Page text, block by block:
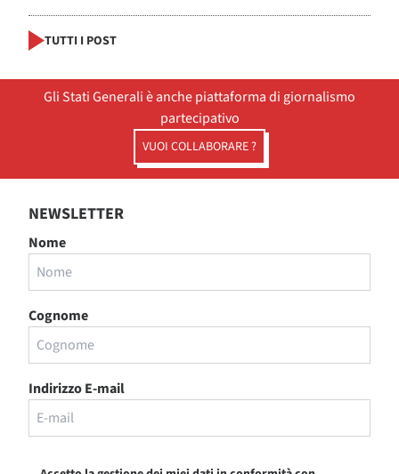
TUTTI I POST
Gli Stati Generali è anche piattaforma di giornalismo
partecipativo
VUOI COLLABORARE ?
NEWSLETTER
Nome
Cognome
Indirizzo E-mail